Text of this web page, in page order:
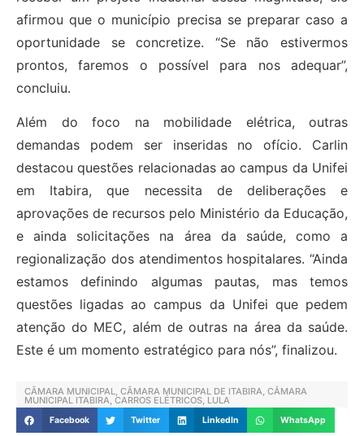
afirmou que o município precisa se preparar caso a
oportunidade se concretize. “Se não estivermos
prontos, faremos o possível para nos adequar”,
concluiu.
Além do foco na mobilidade elétrica, outras
demandas podem ser inseridas no ofício. Carlin
destacou questões relacionadas ao campus da Unifei
em Itabira, que necessita de deliberações e
aprovações de recursos pelo Ministério da Educação,
e ainda solicitações na área da saúde, como a
regionalização dos atendimentos hospitalares. “Ainda
estamos definindo algumas pautas, mas temos
questões ligadas ao campus da Unifei que pedem
atenção do MEC, além de outras na área da saúde.
Este é um momento estratégico para nós”, finalizou.
CÂMARA MUNICIPAL, CÂMARA MUNICIPAL DE ITABIRA, CÂMARA
MUNICIPAL ITABIRA, CARROS ELÉTRICOS, LULA
Facebook Twitter LinkedIn WhatsApp